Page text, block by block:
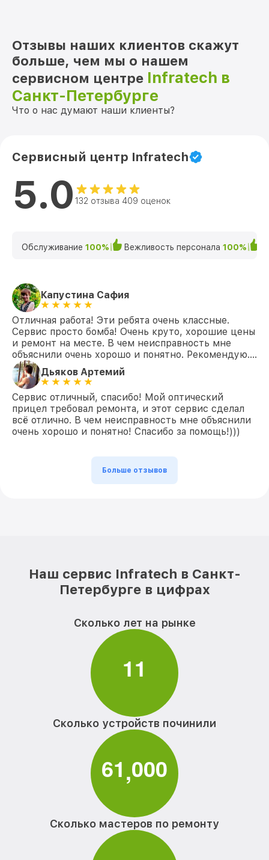
Отзывы наших клиентов скажут
больше, чем мы о нашем
сервисном центре Infratech в
Санкт-Петербурге
Что о нас думают наши клиенты?
Сервисный центр Infratech
5.0 132 отзыва 409 оценок
Обслуживание 100% Вежливость персонала 100%
Капустина Сафия
Отличная работа! Эти ребята очень классные.
Сервис просто бомба! Очень круто, хорошие цены
и ремонт на месте. В чем неисправность мне
объяснили очень хорошо и понятно. Рекомендую….
Дьяков Артемий
Сервис отличный, спасибо! Мой оптический
прицел требовал ремонта, и этот сервис сделал
всё отлично. В чем неисправность мне объяснили
очень хорошо и понятно! Спасибо за помощь!)))
Больше отзывов
Наш сервис Infratech в Санкт-
Петербурге в цифрах
Сколько лет на рынке
11
Сколько устройств починили
61,000
Сколько мастеров по ремонту